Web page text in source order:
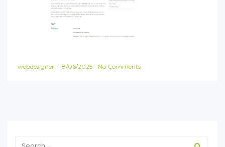
webdesigner - 18/06/2025 - No Comments